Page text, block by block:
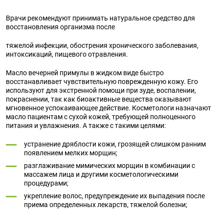
Врачи рекомендуют принимать натуральное средство для
восстановления организма после
тяжелой инфекции, обострения хронического заболевания,
интоксикаций, пищевого отравления.
Масло вечерней примулы в жидком виде быстро
восстанавливает чувствительную поврежденную кожу. Его
используют для экстренной помощи при зуде, воспалении,
покраснении, так как биоактивные вещества оказывают
мгновенное успокаивающее действие. Косметологи назначают
масло пациентам с сухой кожей, требующей полноценного
питания и увлажнения. А также с такими целями:
устранение дряблости кожи, грозящей слишком ранним
появлением мелких морщин;
разглаживание мимических морщин в комбинации с
массажем лица и другими косметологическими
процедурами;
укрепление волос, предупреждение их выпадения после
приема определенных лекарств, тяжелой болезни;